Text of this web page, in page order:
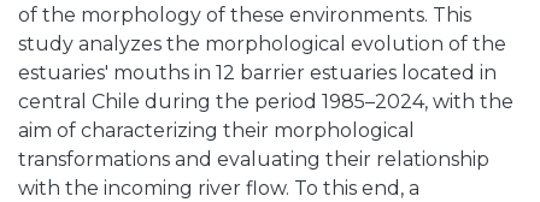
of the morphology of these environments. This
study analyzes the morphological evolution of the
estuaries' mouths in 12 barrier estuaries located in
central Chile during the period 1985–2024, with the
aim of characterizing their morphological
transformations and evaluating their relationship
with the incoming river flow. To this end, a